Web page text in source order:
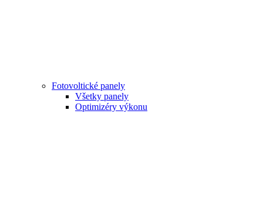
Fotovoltické panely
Všetky panely
Optimizéry výkonu